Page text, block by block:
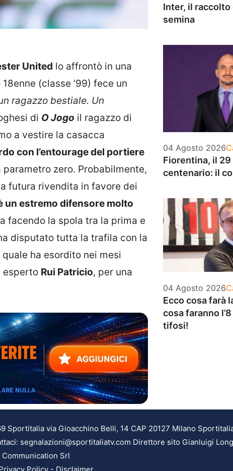
United lo affrontò in una
(classe ’99) fece un
ragazzo bestiale. Un
di O Jogo il ragazzo di
a vestire la casacca
con l’entourage del portiere
zero. Probabilmente,
futura rivendita in favore dei
un estremo difensore molto
facendo la spola tra la prima e
disputato tutta la trafila con la
quale ha esordito nei mesi
esperto Rui Patricio, per una
Inter, il raccolto
semina
04 Agosto 2026
Fiorentina, il
centenario: il
04 Agosto 2026
Ecco cosa farà
cosa faranno
tifosi!
Sportitalia via Gioacchino Belli, 14 CAP 20127 Milano
segnalazioni@sportitaliatv.com Direttore sito Gianluigi
Srl